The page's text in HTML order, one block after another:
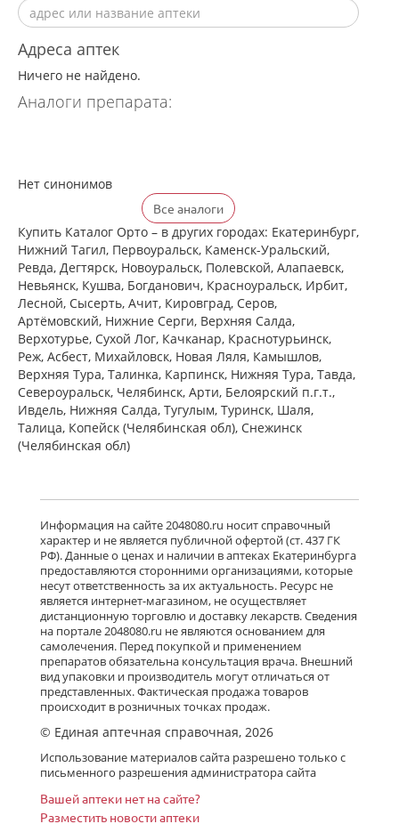
Адреса аптек
Ничего не найдено.
Аналоги препарата:
Нет синонимов
Все аналоги
Купить Каталог Орто – в других городах: Екатеринбург,
Нижний Тагил, Первоуральск, Каменск-Уральский,
Ревда, Дегтярск, Новоуральск, Полевской, Алапаевск,
Невьянск, Кушва, Богданович, Красноуральск, Ирбит,
Лесной, Сысерть, Ачит, Кировград, Серов,
Артёмовский, Нижние Cерги, Верхняя Салда,
Верхотурье, Сухой Лог, Качканар, Краснотурьинск,
Реж, Асбест, Михайловск, Новая Ляля, Камышлов,
Верхняя Тура, Талинка, Карпинск, Нижняя Тура, Тавда,
Североуральск, Челябинск, Арти, Белоярский п.г.т.,
Ивдель, Нижняя Салда, Тугулым, Туринск, Шаля,
Талица, Копейск (Челябинская обл), Снежинск
(Челябинская обл)
Информация на сайте 2048080.ru носит справочный
характер и не является публичной офертой (ст. 437 ГК
РФ). Данные о ценах и наличии в аптеках Екатеринбурга
предоставляются сторонними организациями, которые
несут ответственность за их актуальность. Ресурс не
является интернет-магазином, не осуществляет
дистанционную торговлю и доставку лекарств. Сведения
на портале 2048080.ru не являются основанием для
самолечения. Перед покупкой и применением
препаратов обязательна консультация врача. Внешний
вид упаковки и производитель могут отличаться от
представленных. Фактическая продажа товаров
происходит в розничных точках продаж.
© Единая аптечная справочная, 2026
Использование материалов сайта разрешено только с
письменного разрешения администратора сайта
Вашей аптеки нет на сайте?
Разместить новости аптеки